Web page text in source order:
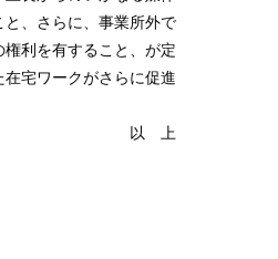
、さらに、事業所外で
利を有すること、が定
宅ワークがさらに促進